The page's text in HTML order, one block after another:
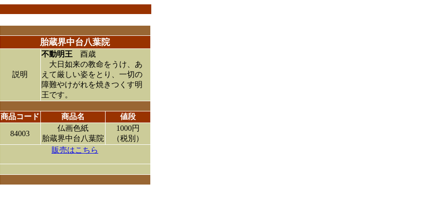
胎蔵界中台八葉院
説明
不動明王 酉歳
大日如来の教命をうけ、あ
えて厳しい姿をとり、一切の
障難やけがれを焼きつくす明
王です。
商品コード 商品名 値段
84003
仏画色紙
胎蔵界中台八葉院
1000円
（税別）
販売はこちら